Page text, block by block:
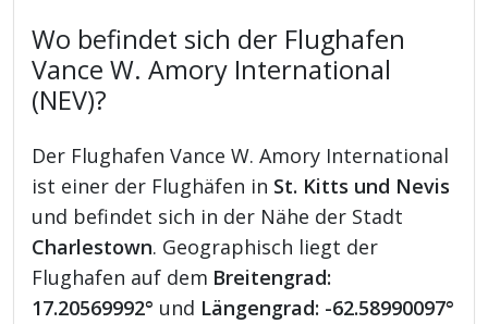
Wo befindet sich der Flughafen
Vance W. Amory International
(NEV)?
Der Flughafen Vance W. Amory International
ist einer der Flughäfen in St. Kitts und Nevis
und befindet sich in der Nähe der Stadt
Charlestown. Geographisch liegt der
Flughafen auf dem Breitengrad:
17.20569992° und Längengrad: -62.58990097°